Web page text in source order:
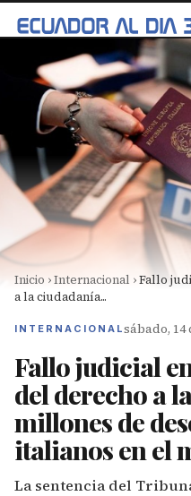
Inicio ›Internacional ›Fallo
a la ciudadanía...
INTERNACIONALsábado, 14
Fallo judicial
del derecho a
millones de
italianos en el
La sentencia del